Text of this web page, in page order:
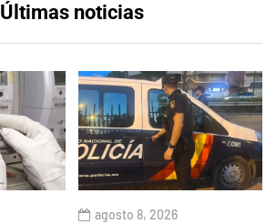
Últimas noticias
agosto 8, 2026